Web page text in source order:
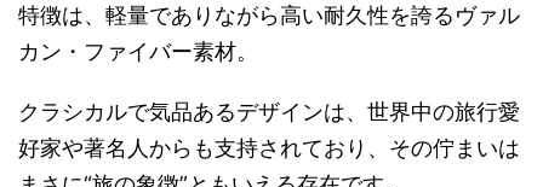
特徴は、軽量でありながら高い耐久性を誇るヴァル
カン・ファイバー素材。
クラシカルで気品あるデザインは、世界中の旅行愛
好家や著名人からも支持されており、その佇まいは